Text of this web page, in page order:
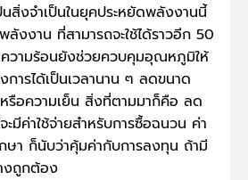
สิ่งจำเป็นในยุคประหยัดพลังงานนี้
ลังงาน ที่สามารถจะใช้ได้ราวอีก 50
ความร้อนยังช่วยควบคุมอุณหภูมิให้
การได้เป็นเวลานาน ๆ ลดขนาด
รือความเย็น สิ่งที่ตามมาก็คือ ลด
ะมีค่าใช้จ่ายสำหรับการซื้อฉนวน ค่า
ษา ก็นับว่าคุ้มค่ากับการลงทุน ถ้ามี
งถูกต้อง